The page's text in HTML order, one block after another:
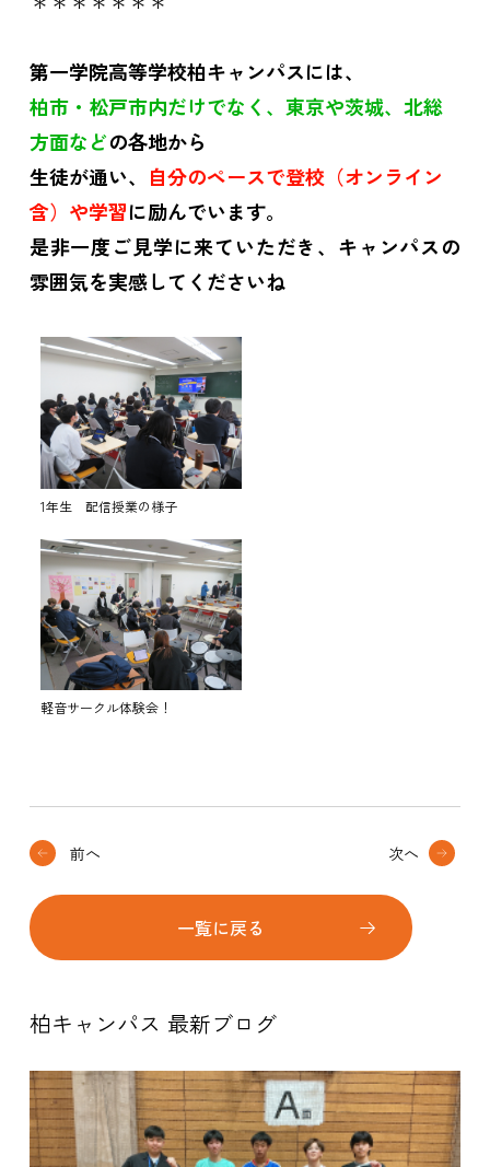
第一学院高等学校柏キャンパスには、
柏市・松戸市内だけでなく、東京や茨城、北総
方面などの各地から
生徒が通い、 自分のペースで登校（オンライン
含）や学習に励んでいます。
是非一度ご見学に来ていただき、キャンパスの
雰囲気を実感してくださいね
1年生 配信授業の様子
軽音サークル体験会！
前へ
一覧に戻る
次へ
柏キャンパス 最新ブログ